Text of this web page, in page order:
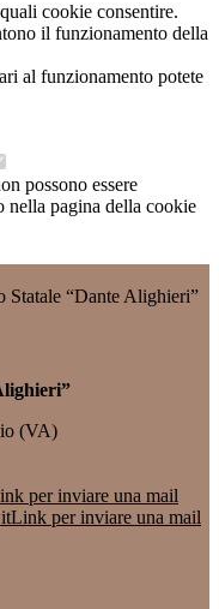
cookie consentire.
il funzionamento della
al funzionamento potete
possono essere
nella pagina della cookie
Statale “Dante Alighieri”
(VA)
per inviare una mail
Link per inviare una mail